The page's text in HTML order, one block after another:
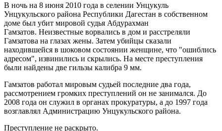
В ночь на 8 июня 2010 года в селении Унцукуль
Унцукульского района Республики Дагестан в собственном
доме был убит мировой судья Абдурахман
Гамзатов. Неизвестные ворвались в дом и расстреляли
Гамзатова на глазах жены. Затем убийцы сказали
находившейся в шоковом состоянии женщине, что "ошиблись
адресом", извинились и скрылись. На месте преступления
были найдены две гильзы калибра 9 мм.
Гамзатов работал мировым судьей последние два года,
рассмотрением громких преступлений он не занимался. До
2008 года он служил в органах прокуратуры, а до 1997 года
возглавлял Администрацию Унцукульского района.
Преступление не раскрыто.